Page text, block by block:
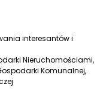
interesantów i
Nieruchomościami,
Komunalnej,